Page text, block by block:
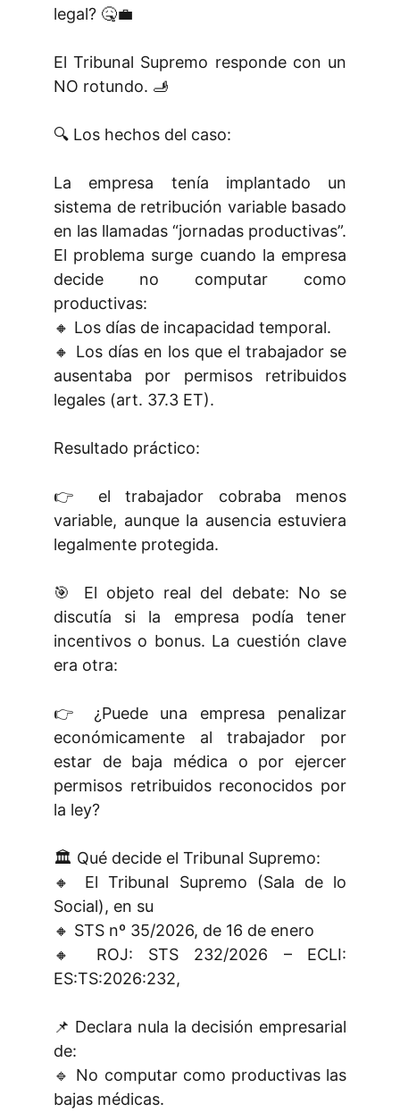
legal? 🤒💼
El Tribunal Supremo responde con un
NO rotundo. 🫸
🔍 Los hechos del caso:
La empresa tenía implantado un
sistema de retribución variable basado
en las llamadas “jornadas productivas”.
El problema surge cuando la empresa
decide no computar como
productivas:
🔸 Los días de incapacidad temporal.
🔸 Los días en los que el trabajador se
ausentaba por permisos retribuidos
legales (art. 37.3 ET).
Resultado práctico:
👉 el trabajador cobraba menos
variable, aunque la ausencia estuviera
legalmente protegida.
🎯 El objeto real del debate: No se
discutía si la empresa podía tener
incentivos o bonus. La cuestión clave
era otra:
👉 ¿Puede una empresa penalizar
económicamente al trabajador por
estar de baja médica o por ejercer
permisos retribuidos reconocidos por
la ley?
🏛️ Qué decide el Tribunal Supremo:
🔸 El Tribunal Supremo (Sala de lo
Social), en su
🔸 STS nº 35/2026, de 16 de enero
🔸 ROJ: STS 232/2026 – ECLI:
ES:TS:2026:232,
📌 Declara nula la decisión empresarial
de:
🔹 No computar como productivas las
bajas médicas.